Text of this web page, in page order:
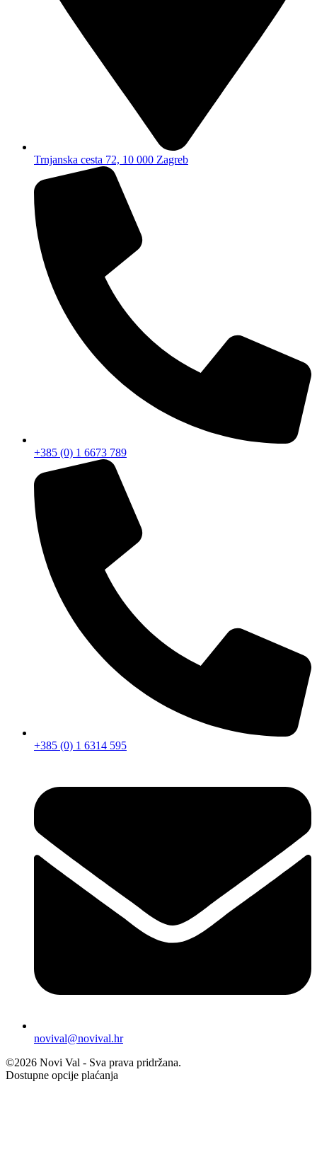
Trnjanska cesta 72, 10 000 Zagreb
+385 (0) 1 6673 789
+385 (0) 1 6314 595
novival@novival.hr
©2026 Novi Val - Sva prava pridržana.
Dostupne opcije plaćanja